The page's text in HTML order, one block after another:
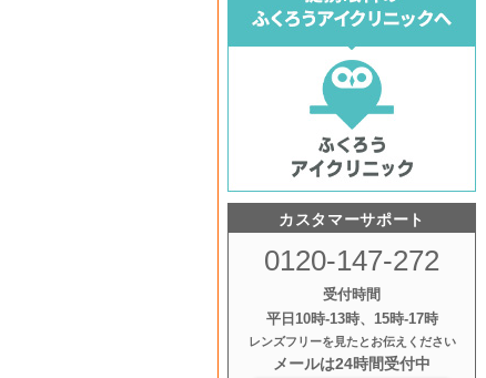
カスタマーサポート
0120-147-272
受付時間
平日10時‐13時、15時‐17時
レンズフリーを見たとお伝えください
メールは24時間受付中